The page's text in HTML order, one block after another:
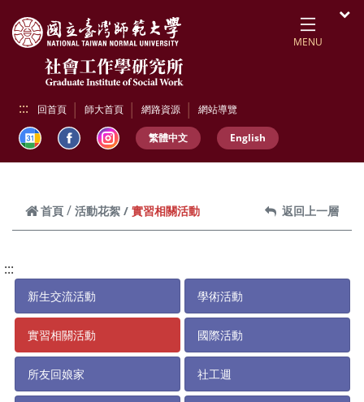
MENU
::: 回首頁 師大首頁 網路資源 網站導覽
繁體中文 English
首頁 活動花絮 實習相關活動 返回上一層
:::
新生交流活動 學術活動
實習相關活動 國際活動
所友回娘家 社工週